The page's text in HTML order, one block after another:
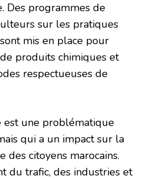
Des programmes de
sur les pratiques
mis en place pour
produits chimiques et
respectueuses de
est une problématique
qui a un impact sur la
des citoyens marocains.
du trafic, des industries et